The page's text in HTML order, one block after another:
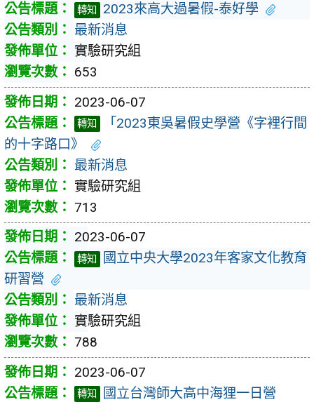
轉知
2023來高大過暑假-泰好學
最新消息
實驗研究組
653
2023-06-07
轉知
「2023東吳暑假史學營《字裡行間
的十字路口》
最新消息
實驗研究組
713
2023-06-07
轉知
國立中央大學2023年客家文化教育
研習營
最新消息
實驗研究組
788
2023-06-07
轉知
國立台灣師大高中海狸一日營